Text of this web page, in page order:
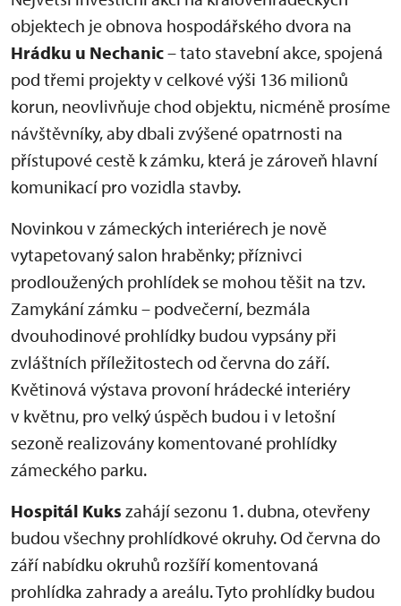
objektech je obnova hospodářského dvora na
Hrádku u Nechanic– tato stavební akce, spojená
pod třemi projekty v celkové výši 136 milionů
korun, neovlivňuje chod objektu, nicméně prosíme
návštěvníky, aby dbali zvýšené opatrnosti na
přístupové cestě k zámku, která je zároveň hlavní
komunikací pro vozidla stavby.
Novinkou v zámeckých interiérech je nově
vytapetovaný salon hraběnky; příznivci
prodloužených prohlídek se mohou těšit na tzv.
Zamykání zámku – podvečerní, bezmála
dvouhodinové prohlídky budou vypsány při
zvláštních příležitostech od června do září.
Květinová výstava provoní hrádecké interiéry
v květnu, pro velký úspěch budou i v letošní
sezoně realizovány komentované prohlídky
zámeckého parku.
Hospitál Kuks zahájí sezonu 1. dubna, otevřeny
budou všechny prohlídkové okruhy. Od června do
září nabídku okruhů rozšíří komentovaná
prohlídka zahrady a areálu. Tyto prohlídky budou